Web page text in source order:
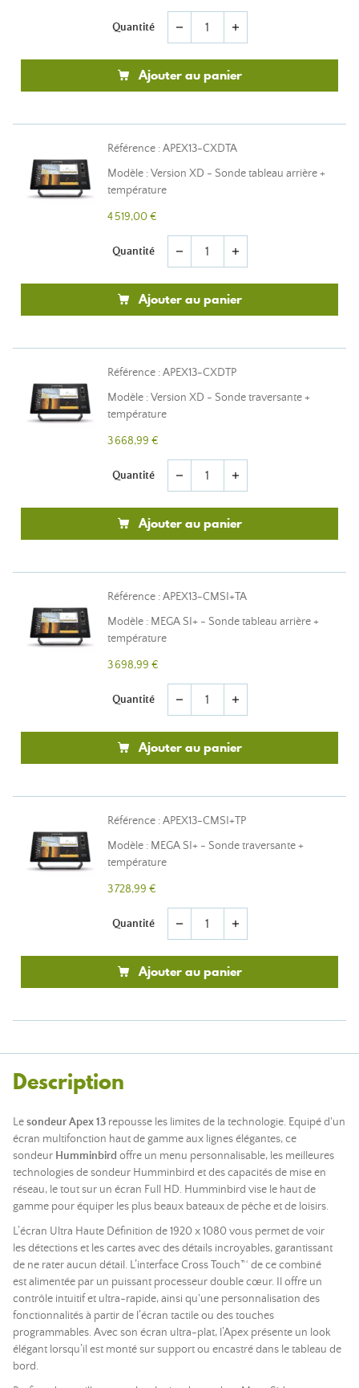
Quantité remove add
Ajouter au panier
Référence : APEX13-CXDTA
Modèle : Version XD - Sonde tableau arrière +
température
4 519,00 €
Quantité remove add
Ajouter au panier
Référence : APEX13-CXDTP
Modèle : Version XD - Sonde traversante +
température
3 668,99 €
Quantité remove add
Ajouter au panier
Référence : APEX13-CMSI+TA
Modèle : MEGA SI+ - Sonde tableau arrière +
température
3 698,99 €
Quantité remove add
Ajouter au panier
Référence : APEX13-CMSI+TP
Modèle : MEGA SI+ - Sonde traversante +
température
3 728,99 €
Quantité remove add
Ajouter au panier
Description
Lesondeur Apex 13 repousse les limites de la technologie. Equipé d'un
écran multifonction haut de gamme aux lignes élégantes, ce
sondeur Humminbird offre un menu personnalisable, les meilleures
technologies de sondeur Humminbird et des capacités de mise en
réseau, le tout sur un écran Full HD. Humminbird vise le haut de
gamme pour équiper les plus beaux bateaux de pêche et de loisirs.
L’écran Ultra Haute Définition de 1920 x 1080 vous permet de voir
les détections et les cartes avec des détails incroyables, garantissant
de ne rater aucun détail. L’interface Cross Touch™ de ce combiné
est alimentée par un puissant processeur double cœur. Il offre un
contrôle intuitif et ultra-rapide, ainsi qu'une personnalisation des
fonctionnalités à partir de l’écran tactile ou des touches
programmables. Avec son écran ultra-plat, l’Apex présente un look
élégant lorsqu’il est monté sur support ou encastré dans le tableau de
bord.